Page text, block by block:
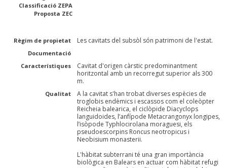
Classificació ZEPA
Proposta ZEC
Règim de propietat Les cavitats del subsòl són patrimoni de l'estat.
Documentació
Característiques
Cavitat d'origen càrstic predominantment
horitzontal amb un recorregut superior als 300
m.
Qualitat
A la cavitat s'han trobat diverses espècies de
troglobis endèmics i escassos com el coleòpter
Reicheia balearica, el ciclòpide Diacyclops
languidoides, l’anfípode Metacrangonyx longipes,
l’isòpode Typhlocirolana moraguesi, els
pseudoescorpins Roncus neotropicus i
Neobisium monasterii.
L'hàbitat subterrani té una gran importància
biològica en Balears en actuar com hàbitat refugi